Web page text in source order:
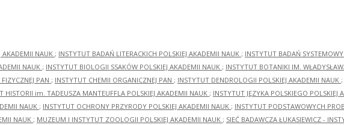
AKADEMII NAUK ; INSTYTUT BADAŃ LITERACKICH POLSKIEJ AKADEMII NAUK ; INSTYTUT BADAŃ
NAUK ; INSTYTUT BIOLOGII SSAKÓW POLSKIEJ AKADEMII NAUK ; INSTYTUT BOTANIKI IM.
PAN ; INSTYTUT CHEMII ORGANICZNEJ PAN ; INSTYTUT DENDROLOGII POLSKIEJ AKADEMII NAUK ;
HISTORII im. TADEUSZA MANTEUFFLA POLSKIEJ AKADEMII NAUK ; INSTYTUT JĘZYKA POLSKIEGO POLSKIEJ
NAUK ; INSTYTUT OCHRONY PRZYRODY POLSKIEJ AKADEMII NAUK ; INSTYTUT PODSTAWOWYCH
NAUK ; MUZEUM I INSTYTUT ZOOLOGII POLSKIEJ AKADEMII NAUK ; SIEĆ BADAWCZA ŁUKASIEWICZ -